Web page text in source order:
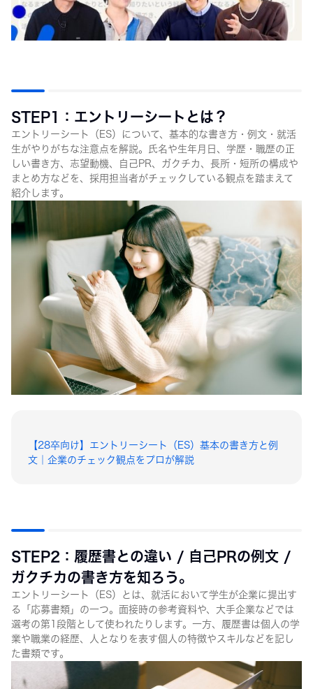
STEP1：エントリーシートとは？
エントリーシート（ES）について、基本的な書き方・例文・就活
生がやりがちな注意点を解説。氏名や生年月日、学歴・職歴の正
しい書き方、志望動機、自己PR、ガクチカ、長所・短所の構成や
まとめ方などを、採用担当者がチェックしている観点を踏まえて
紹介します。
【28卒向け】エントリーシート（ES）基本の書き方と例
文｜企業のチェック観点をプロが解説
STEP2：履歴書との違い / 自己PRの例文 /
ガクチカの書き方を知ろう。
エントリーシート（ES）とは、就活において学生が企業に提出す
る「応募書類」の一つ。面接時の参考資料や、大手企業などでは
選考の第1段階として使われたりします。一方、履歴書は個人の学
業や職業の経歴、人となりを表す個人の特徴やスキルなどを記し
た書類です。